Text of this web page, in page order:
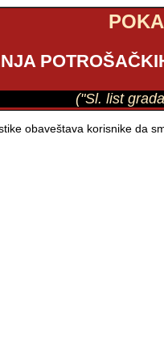
("Sl. list
obaveštava korisnike da